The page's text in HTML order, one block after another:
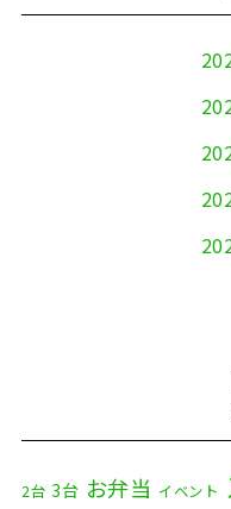
2台 3台 お弁当 イベント